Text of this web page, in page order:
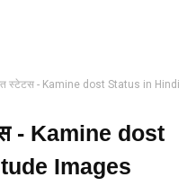
स्टेटस - Kamine dost Status in Hindi
- Kamine dost
Images